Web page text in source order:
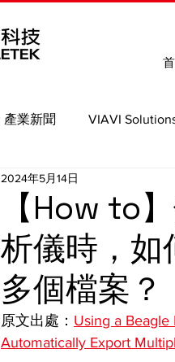
產業新聞 VIAVI
Binho Saleae
Nmap brute PCIe
【How to
析儀時，如
多個檔案？
2024年5月14日
原文出處： Using a
Automatically Export